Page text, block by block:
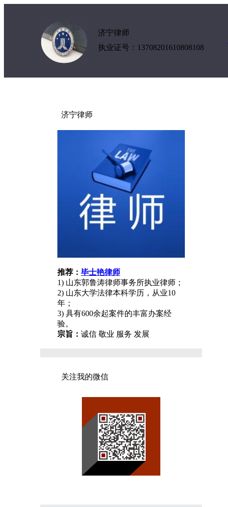
济宁律师
执业证号：13708201610808108
济宁律师
推荐： 毕士艳律师
1) 山东郭鲁涛律师事务所执业律师；
2) 山东大学法律本科学历，从业10
年；
3) 具有600余起案件的丰富办案经
验。
宗旨： 诚信 敬业 服务 发展
关注我的微信